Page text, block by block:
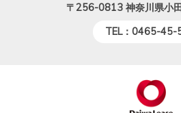
〒256-0813 神奈川県小
TEL：0465-45-